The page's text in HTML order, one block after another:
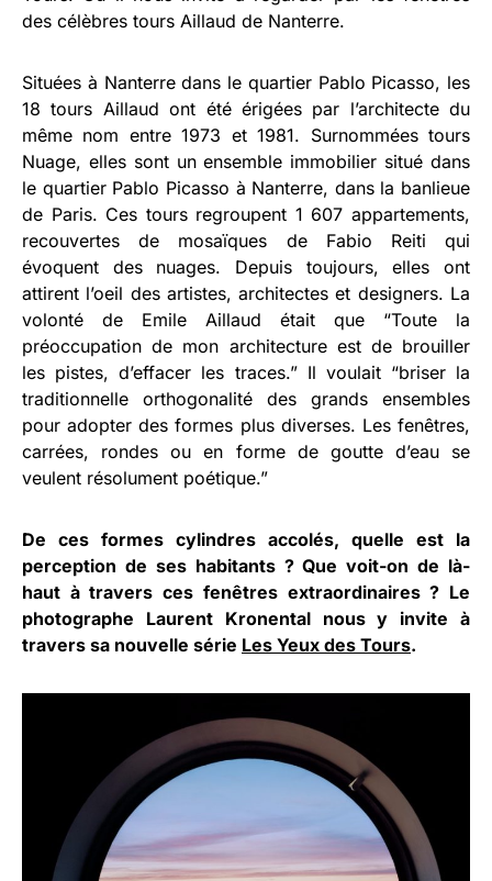
des célèbres tours Aillaud de Nanterre.
Situées à Nanterre dans le quartier Pablo Picasso, les
18 tours Aillaud ont été érigées par l’architecte du
même nom entre 1973 et 1981. Surnommées tours
Nuage, elles sont un ensemble immobilier situé dans
le quartier Pablo Picasso à Nanterre, dans la banlieue
de Paris. Ces tours regroupent 1 607 appartements,
recouvertes de mosaïques de Fabio Reiti qui
évoquent des nuages. Depuis toujours, elles ont
attirent l’oeil des artistes, architectes et designers. La
volonté de Emile Aillaud était que “Toute la
préoccupation de mon architecture est de brouiller
les pistes, d’effacer les traces.” Il voulait “briser la
traditionnelle orthogonalité des grands ensembles
pour adopter des formes plus diverses. Les fenêtres,
carrées, rondes ou en forme de goutte d’eau se
veulent résolument poétique.”
De ces formes cylindres accolés, quelle est la
perception de ses habitants ? Que voit-on de là-
haut à travers ces fenêtres extraordinaires ? Le
photographe Laurent Kronental nous y invite à
travers sa nouvelle série Les Yeux des Tours.